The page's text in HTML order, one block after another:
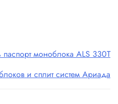
паспорт моноблока ALS 330T
и сплит систем Ариада